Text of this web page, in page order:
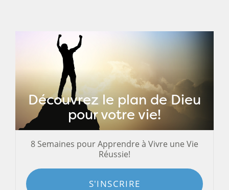
Découvrez le plan de Dieu
pour votre vie!
8 Semaines pour Apprendre à Vivre une Vie
Réussie!
S'INSCRIRE